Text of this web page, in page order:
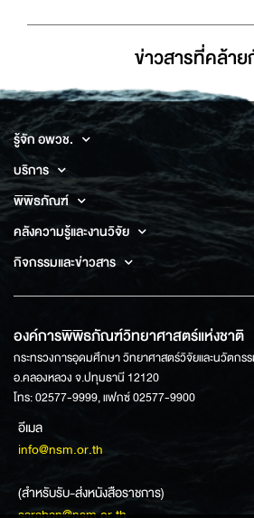
ข่าวสารที่่คล้า
รู้จัก อพวช.
บริการ
พิพิธภัณฑ์
คลังความรู้และงานวิจัย
กิจกรรมและข่าวสาร
องค์การพิพิธภัณฑ์วิทยาศาสตร์แห่งชาติ
กระทรวงการอุดมศึกษา วิทยาศาสตร์วิจัยและนวัตกร
อ.คลองหลวง จ.ปทุมธานี 12120
โทร: 02577-9999, แฟกซ์ 02577-9900
อีเมล
info@nsm.or.th
(สำหรับรับ-ส่งหนังสือราชการ)